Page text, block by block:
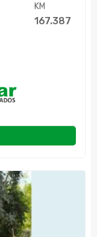
KM
167.387